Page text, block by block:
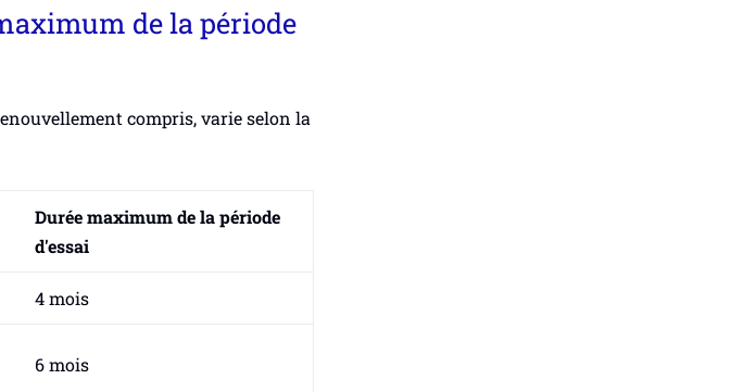
de la période
compris, varie selon la
Durée maximum de la période
d'essai
4 mois
6 mois